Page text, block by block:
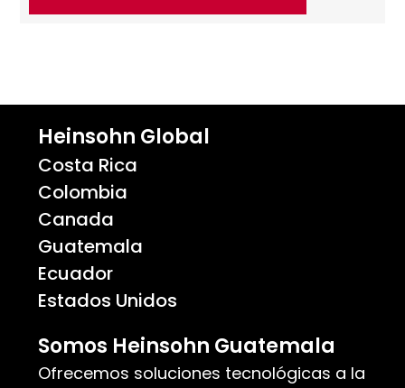
Heinsohn Global
Costa Rica
Colombia
Canada
Guatemala
Ecuador
Estados Unidos
Somos Heinsohn Guatemala
Ofrecemos soluciones tecnológicas a la